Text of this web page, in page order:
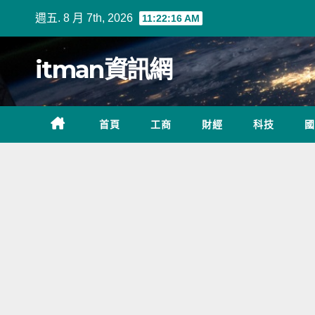
週五. 8 月 7th, 2026 11:22:17 AM
itman資訊網
首頁 工商 財經 科技